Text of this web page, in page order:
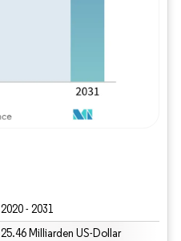
2020 - 2031
25.46 Milliarden US-Dollar